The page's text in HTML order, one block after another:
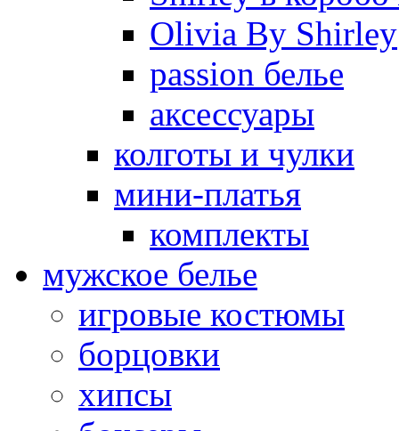
Olivia By Shirley
passion белье
аксессуары
колготы и чулки
мини-платья
комплекты
мужское белье
игровые костюмы
борцовки
хипсы